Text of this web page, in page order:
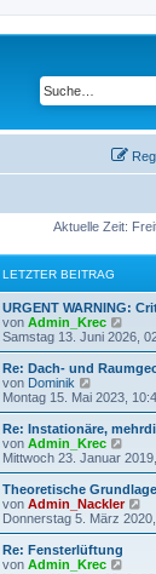
Aktuelle Zeit:
LETZTER BEITRAG
URGENT WARNING:
von Admin_Krec
e
u
e
t
e
B
e
i
r
a
g
Samstag 13. Juni 2026,
Re: Dach- und
von Dominik
e
u
e
s
t
r
B
e
i
r
a
Montag 15. Mai 2023,
Re: Instationäre,
von Admin_Krec
e
u
e
s
t
Mittwoch 23. Januar
Theoretische
von Admin_Nackler
e
u
Donnerstag 5. März
Re: Fensterlüftung
von Admin_Krec